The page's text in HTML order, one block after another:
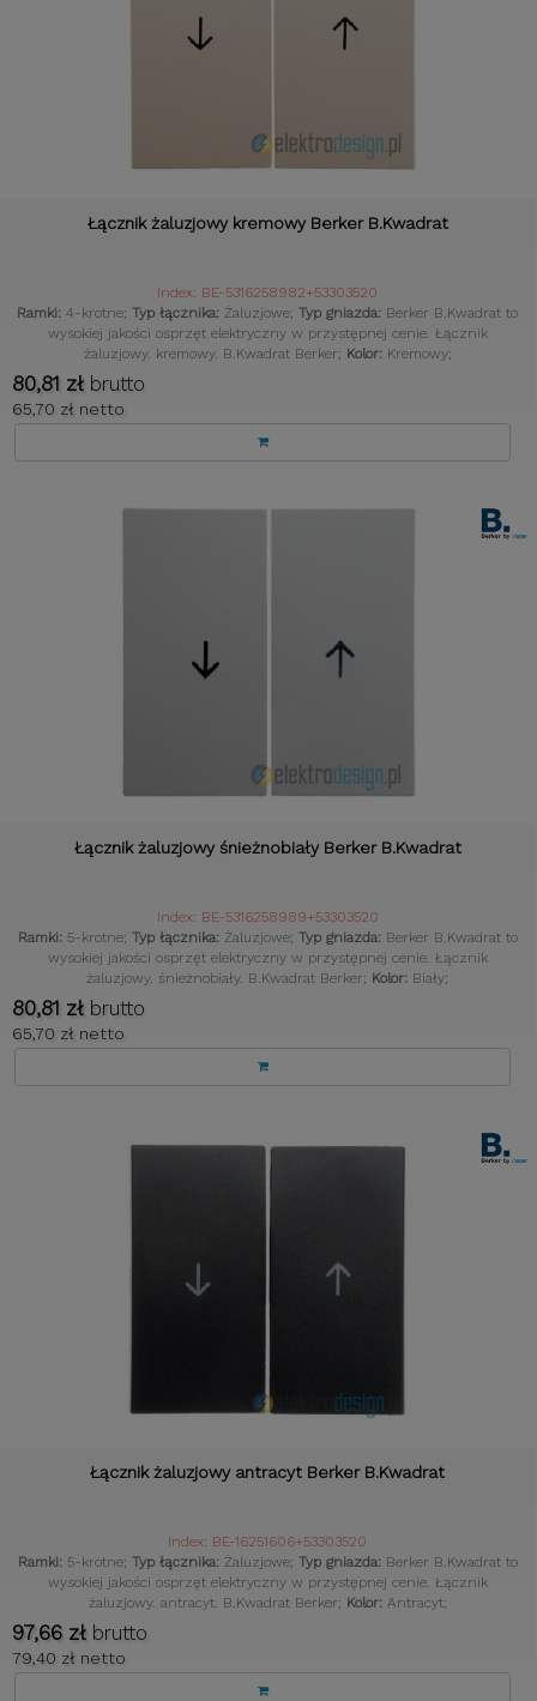
Łącznik żaluzjowy kremowy Berker B.Kwadrat
Index: BE-5316258982+53303520
Ramki: 4-krotne; Typ łącznika: Żaluzjowe; Typ gniazda: Berker B.Kwadrat to
wysokiej jakości osprzęt elektryczny w przystępnej cenie. Łącznik
żaluzjowy. kremowy. B.Kwadrat Berker; Kolor: Kremowy;
80,81 zł brutto
65,70 zł netto
Łącznik żaluzjowy śnieżnobiały Berker B.Kwadrat
Index: BE-5316258989+53303520
Ramki: 5-krotne; Typ łącznika: Żaluzjowe; Typ gniazda: Berker B.Kwadrat to
wysokiej jakości osprzęt elektryczny w przystępnej cenie. Łącznik
żaluzjowy. śnieżnobiały. B.Kwadrat Berker; Kolor: Biały;
80,81 zł brutto
65,70 zł netto
Łącznik żaluzjowy antracyt Berker B.Kwadrat
Index: BE-16251606+53303520
Ramki: 5-krotne; Typ łącznika: Żaluzjowe; Typ gniazda: Berker B.Kwadrat to
wysokiej jakości osprzęt elektryczny w przystępnej cenie. Łącznik
żaluzjowy. antracyt. B.Kwadrat Berker; Kolor: Antracyt;
97,66 zł brutto
79,40 zł netto